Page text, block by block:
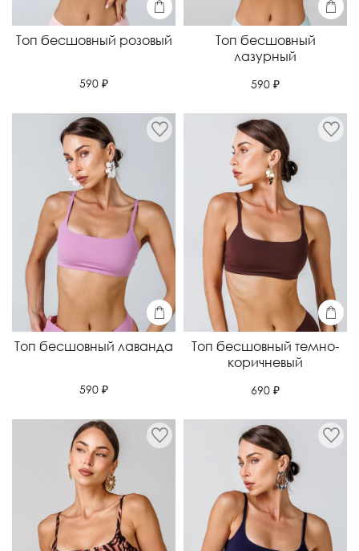
Топ бесшовный розовый
590 ₽
Топ бесшовный
лазурный
590 ₽
Топ бесшовный лаванда
590 ₽
Топ бесшовный темно-
коричневый
690 ₽